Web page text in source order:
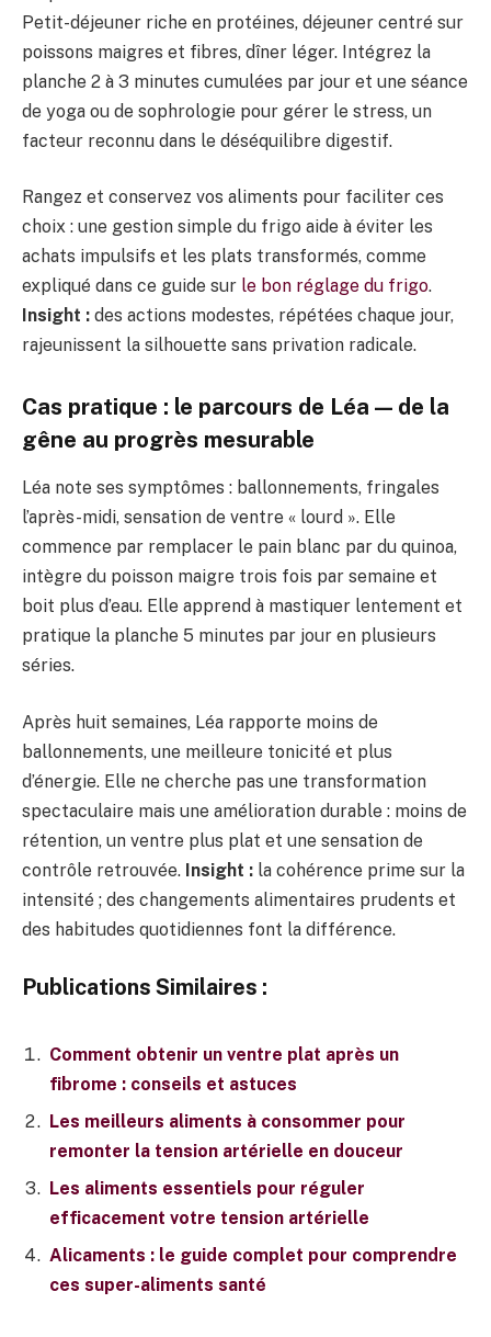
Petit-déjeuner riche en protéines, déjeuner centré sur
poissons maigres et fibres, dîner léger. Intégrez la
planche 2 à 3 minutes cumulées par jour et une séance
de yoga ou de sophrologie pour gérer le stress, un
facteur reconnu dans le déséquilibre digestif.
Rangez et conservez vos aliments pour faciliter ces
choix : une gestion simple du frigo aide à éviter les
achats impulsifs et les plats transformés, comme
expliqué dans ce guide sur le bon réglage du frigo.
Insight : des actions modestes, répétées chaque jour,
rajeunissent la silhouette sans privation radicale.
Cas pratique : le parcours de Léa — de la
gêne au progrès mesurable
Léa note ses symptômes : ballonnements, fringales
l’après-midi, sensation de ventre « lourd ». Elle
commence par remplacer le pain blanc par du quinoa,
intègre du poisson maigre trois fois par semaine et
boit plus d’eau. Elle apprend à mastiquer lentement et
pratique la planche 5 minutes par jour en plusieurs
séries.
Après huit semaines, Léa rapporte moins de
ballonnements, une meilleure tonicité et plus
d’énergie. Elle ne cherche pas une transformation
spectaculaire mais une amélioration durable : moins de
rétention, un ventre plus plat et une sensation de
contrôle retrouvée. Insight : la cohérence prime sur la
intensité ; des changements alimentaires prudents et
des habitudes quotidiennes font la différence.
Publications Similaires :
Comment obtenir un ventre plat après un
fibrome : conseils et astuces
Les meilleurs aliments à consommer pour
remonter la tension artérielle en douceur
Les aliments essentiels pour réguler
efficacement votre tension artérielle
Alicaments : le guide complet pour comprendre
ces super-aliments santé